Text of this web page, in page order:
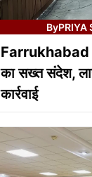
ByPRIYA
Farrukhabad
का सख्त संदेश,
कार्रवाई